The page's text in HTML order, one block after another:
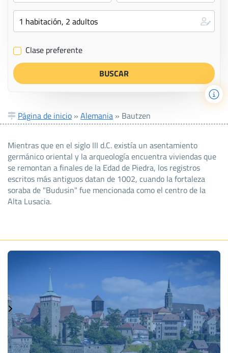
✔ Clase preferente
Página de inicio » Alemania » Bautzen
Mientras que en el siglo III d.C. existía un asentamiento
germánico oriental y la arqueología encuentra viviendas que
se remontan a finales de la Edad de Piedra, los registros
escritos más antiguos datan de 1002, cuando la fortaleza
soraba de "Budusin" fue mencionada como el centro de la
Alta Lusacia.